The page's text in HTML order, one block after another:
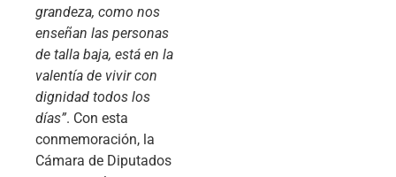
grandeza, como nos
enseñan las personas
de talla baja, está en la
valentía de vivir con
dignidad todos los
días”. Con esta
conmemoración, la
Cámara de Diputados